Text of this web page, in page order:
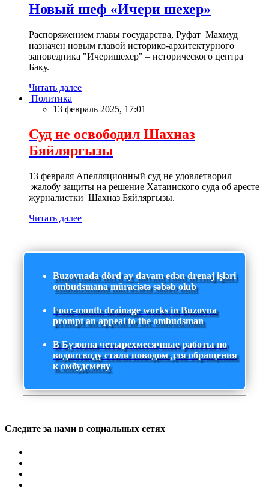
Новый шеф «Ичери шехер»
Распоряжением главы государства, Руфат Махмуд
назначен новым главой историко-архитектурного
заповедника "Ичеришехер" – исторического центра
Баку.
Читать далее
Политика
13 февраль 2025, 17:01
Суд не освободил Шахназ
Бяйляргызы
13 февраля Апелляционный суд не удовлетворил
жалобу защиты на решение Хатаинского суда об аресте
журналистки Шахназ Бяйляргызы.
Читать далее
Buzovnada dörd ay davam edən drenaj işləri
ombudsmana müraciətə səbəb olub
Four-month drainage works in Buzovna
prompt an appeal to the ombudsman
В Бузовна четырехмесячные работы по
водоотводу стали поводом для обращения
к омбудсмену
Следите за нами в социальных сетях